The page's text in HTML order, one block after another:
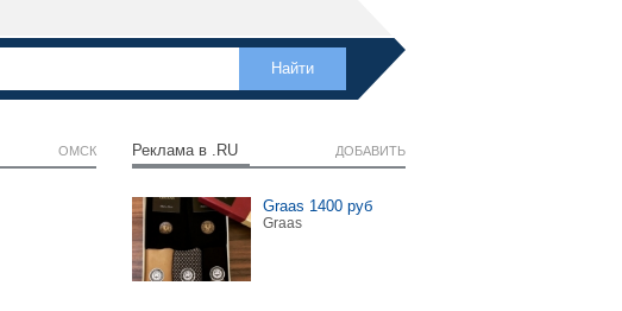
ОМСК Реклама в .RU ДОБАВИТЬ
Graas 1400 руб
Graas